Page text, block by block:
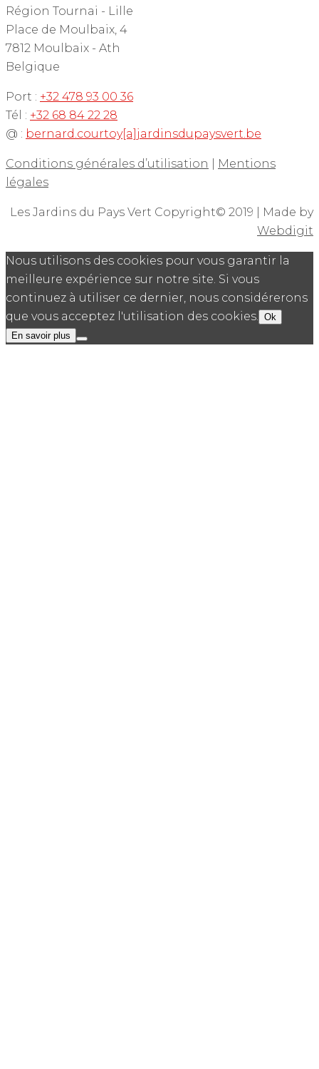
Région Tournai - Lille
Place de Moulbaix, 4
7812 Moulbaix - Ath
Belgique
Port : +32 478 93 00 36
Tél : +32 68 84 22 28
@ : bernard.courtoy[a]jardinsdupaysvert.be
Conditions générales d’utilisation
Mentions
légales
Les Jardins du Pays Vert Copyright© 2019 | Made by
Webdigit
Nous utilisons des cookies pour vous garantir la
meilleure expérience sur notre site. Si vous
continuez à utiliser ce dernier, nous considérerons
que vous acceptez l'utilisation des cookies. Ok
En savoir plus